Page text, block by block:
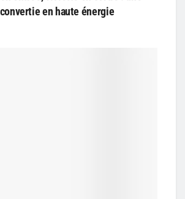
en haute énergie